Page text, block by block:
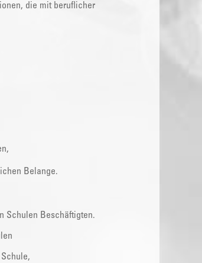
die mit beruflicher
Belange.
Schulen Beschäftigten.